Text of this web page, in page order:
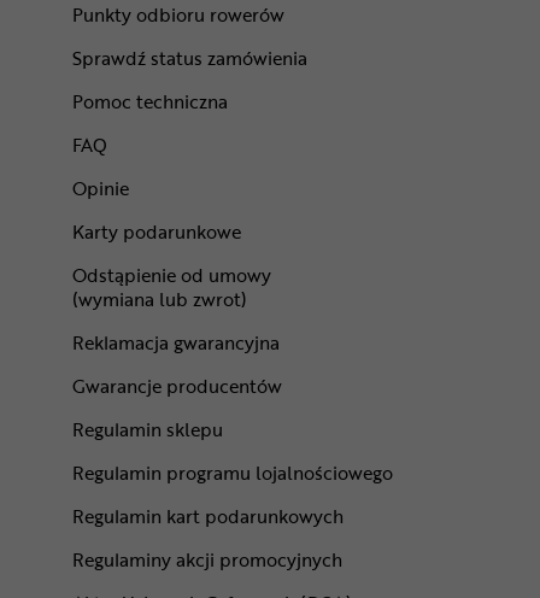
Punkty odbioru rowerów
Sprawdź status zamówienia
Pomoc techniczna
FAQ
Opinie
Karty podarunkowe
Odstąpienie od umowy
(wymiana lub zwrot)
Reklamacja gwarancyjna
Gwarancje producentów
Regulamin sklepu
Regulamin programu lojalnościowego
Regulamin kart podarunkowych
Regulaminy akcji promocyjnych